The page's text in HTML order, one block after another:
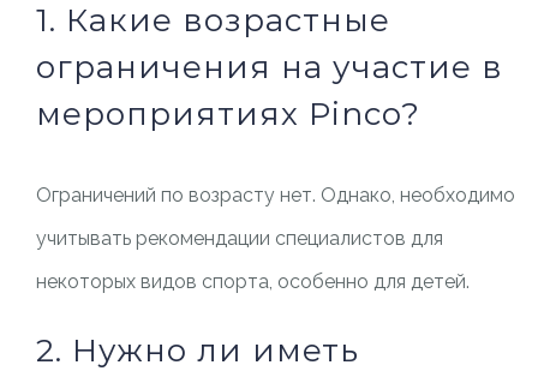
1. Какие возрастные
ограничения на участие в
мероприятиях Pinco?
Ограничений по возрасту нет. Однако, необходимо
учитывать рекомендации специалистов для
некоторых видов спорта, особенно для детей.
2. Нужно ли иметь